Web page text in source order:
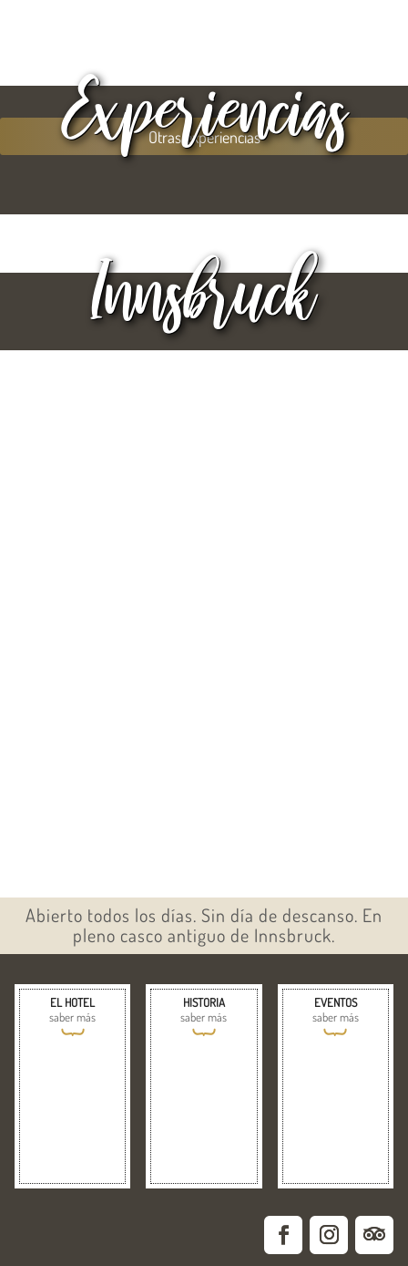
Experiencias
Otras experiencias
Innsbruck
Abierto todos los días. Sin día de descanso. En
pleno casco antiguo de Innsbruck.
EL HOTEL
saber más
{
HISTORIA
saber más
{
EVENTOS
saber más
{